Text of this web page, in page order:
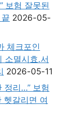
보험 잘못된
2026-05-
체크포인
소멸시효.서
2026-05-11
정리…” 보험
헷갈리면 여